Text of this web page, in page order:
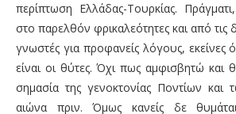
περίπτωση Ελλάδας-Τουρκίας.
στο παρελθόν φρικαλεότητες και από
γνωστές για προφανείς λόγους, εκείνες
είναι οι θύτες. Όχι πως αμφισβητώ και
σημασία της γενοκτονίας Ποντίων και
αιώνα πριν. Όμως κανείς δε